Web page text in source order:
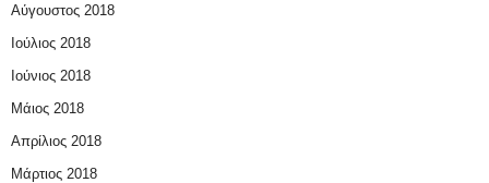
Αύγουστος 2018
Ιούλιος 2018
Ιούνιος 2018
Μάιος 2018
Απρίλιος 2018
Μάρτιος 2018